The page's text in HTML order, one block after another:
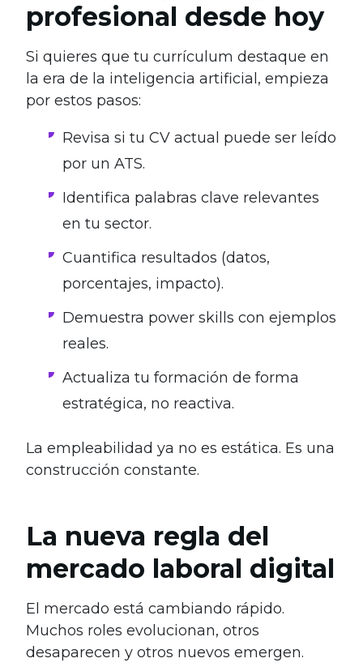
profesional desde hoy
Si quieres que tu currículum destaque en
la era de la inteligencia artificial, empieza
por estos pasos:
Revisa si tu CV actual puede ser leído
por un ATS.
Identifica palabras clave relevantes
en tu sector.
Cuantifica resultados (datos,
porcentajes, impacto).
Demuestra power skills con ejemplos
reales.
Actualiza tu formación de forma
estratégica, no reactiva.
La empleabilidad ya no es estática. Es una
construcción constante.
La nueva regla del
mercado laboral digital
El mercado está cambiando rápido.
Muchos roles evolucionan, otros
desaparecen y otros nuevos emergen.